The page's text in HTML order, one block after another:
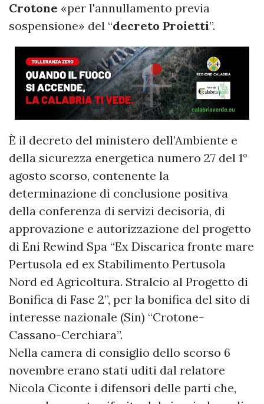
Crotone «per l'annullamento previa
sospensione» del “decreto Proietti”.
È il decreto del ministero dell’Ambiente e
della sicurezza energetica numero 27 del 1°
agosto scorso, contenente la
determinazione di conclusione positiva
della conferenza di servizi decisoria, di
approvazione e autorizzazione del progetto
di Eni Rewind Spa “Ex Discarica fronte mare
Pertusola ed ex Stabilimento Pertusola
Nord ed Agricoltura. Stralcio al Progetto di
Bonifica di Fase 2”, per la bonifica del sito di
interesse nazionale (Sin) “Crotone-
Cassano-Cerchiara”.
Nella camera di consiglio dello scorso 6
novembre erano stati uditi dal relatore
Nicola Ciconte i difensori delle parti che,